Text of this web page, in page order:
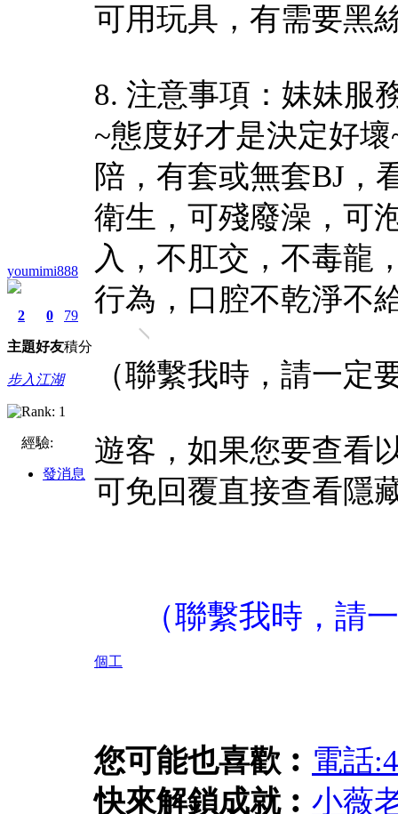
youmimi888
2
主題
0
好友
79
積分
步入江湖
經驗:
發消息
可用玩具，有需要黑
8. 注意事項：妹妹服
~態度好才是決定好
陪，有套或無套BJ，
衛生，可殘廢澡，可
入，不肛交，不毒龍
行為，口腔不乾淨不
（聯繫我時，請一定
遊客，如果您要查看
可免回覆直接查看隱
（聯繫我時，請
個工
您可能也喜歡︰ 電話
快來解鎖成就︰ 小薇